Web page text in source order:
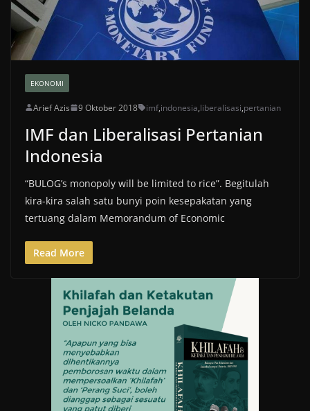
EKONOMI
Arief Azis 9 Oktober 2018 imf,indonesia,liberalisasi,pertanian
IMF dan Liberalisasi Pertanian
Indonesia
“BULOG’s monopoly will be limited to rice”. Begitulah
kira-kira salah satu bunyi poin kesepakatan yang
tertuang dalam Memorandum of Economic
Read More